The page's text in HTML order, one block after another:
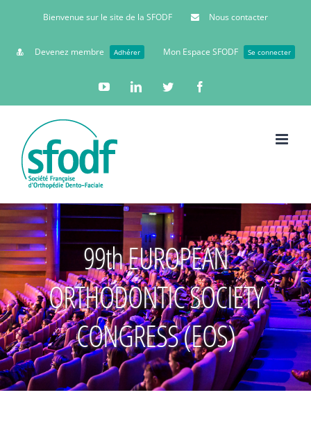
Bienvenue sur le site de la SFODF Nous contacter
Devenez membre Adhérer Mon Espace SFODF Se connecter
YouTubeLinkedinTwitter
99th EUROPEAN
ORTHODONTIC SOCIETY
CONGRESS (EOS)